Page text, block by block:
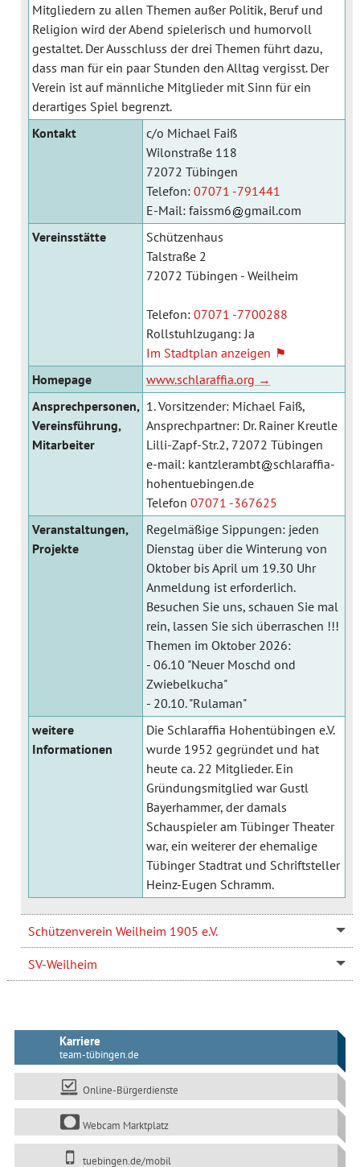
Mitgliedern zu allen Themen außer Politik, Beruf und
Religion wird der Abend spielerisch und humorvoll
gestaltet. Der Ausschluss der drei Themen führt dazu,
dass man für ein paar Stunden den Alltag vergisst. Der
Verein ist auf männliche Mitglieder mit Sinn für ein
derartiges Spiel begrenzt.
Kontakt
c/o Michael Faiß
Wilonstraße 118
72072 Tübingen
Telefon: 07071 -791441
E-Mail: faissm6
gmail.com
Vereinsstätte
Schützenhaus
Talstraße 2
72072 Tübingen - Weilheim
Telefon: 07071 -7700288
Rollstuhlzugang: Ja
Im Stadtplan anzeigen
Homepage
www.schlaraffia.org
Ansprechpersonen,
Vereinsführung,
Mitarbeiter
1. Vorsitzender: Michael Faiß,
Ansprechpartner: Dr. Rainer Kreutle
Lilli-Zapf-Str.2, 72072 Tübingen
e-mail: kantzlerambt
schlaraffia-
hohentuebingen.de
Telefon 07071 -367625
Veranstaltungen,
Projekte
Regelmäßige Sippungen: jeden
Dienstag über die Winterung von
Oktober bis April um 19.30 Uhr
Anmeldung ist erforderlich.
Besuchen Sie uns, schauen Sie mal
rein, lassen Sie sich überraschen !!!
Themen im Oktober 2026:
- 06.10 "Neuer Moschd ond
Zwiebelkucha"
- 20.10. "Rulaman"
weitere
Informationen
Die Schlaraffia Hohentübingen e.V.
wurde 1952 gegründet und hat
heute ca. 22 Mitglieder. Ein
Gründungsmitglied war Gustl
Bayerhammer, der damals
Schauspieler am Tübinger Theater
war, ein weiterer der ehemalige
Tübinger Stadtrat und Schriftsteller
Heinz-Eugen Schramm.
Schützenverein Weilheim 1905 e.V.
SV-Weilheim
Karriere
team-tübingen.de
Online-Bürgerdienste
Webcam Marktplatz
tuebingen.de/mobil